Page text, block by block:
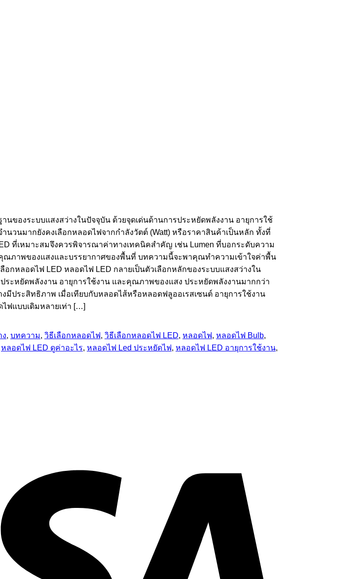
นของระบบแสงสว่างในปัจจุบัน ด้วยจุดเด่นด้านการประหยัดพลังงาน อายุการใช้
วนมากยังคงเลือกหลอดไฟจากกำลังวัตต์ (Watt) หรือราคาสินค้าเป็นหลัก ทั้งที่
ที่เหมาะสมจึงควรพิจารณาค่าทางเทคนิคสำคัญ เช่น Lumen ที่บอกระดับความ
ณภาพของแสงและบรรยากาศของพื้นที่ บทความนี้จะพาคุณทำความเข้าใจค่าพื้น
กหลอดไฟ LED หลอดไฟ LED กลายเป็นตัวเลือกหลักของระบบแสงสว่างใน
ระหยัดพลังงาน อายุการใช้งาน และคุณภาพของแสง ประหยัดพลังงานมากกว่า
ประสิทธิภาพ เมื่อเทียบกับหลอดไส้หรือหลอดฟลูออเรสเซนต์ อายุการใช้งาน
ฟแบบเดิมหลายเท่า […]
, บทความ, วิธีเลือกหลอดไฟ, วิธีเลือกหลอดไฟ LED, หลอดไฟ, หลอดไฟ Bulb,
หลอดไฟ LED ดูค่าอะไร, หลอดไฟ Led ประหยัดไฟ, หลอดไฟ LED อายุการใช้งาน,